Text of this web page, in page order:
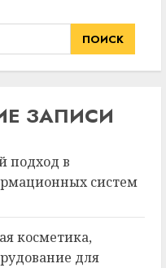
ПОИСК
ЗАПИСИ
подход в
систем
косметика,
для